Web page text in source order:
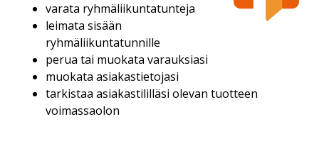
varata ryhmäliikuntatunteja
leimata sisään
ryhmäliikuntatunnille
perua tai muokata varauksiasi
muokata asiakastietojasi
tarkistaa asiakastililläsi olevan tuotteen
voimassaolon
OHJATUT TUNNIT
KALENTERI JA VARAUKSET
ÄITIYSLIIKUNTA
PERSONAL TRAINING
ONTHEMOVE-SOVELLUS
KAVERIKAMPANJA
KUNTOSALIN PELISÄÄNNÖT
USEIN KYSYTTYÄ